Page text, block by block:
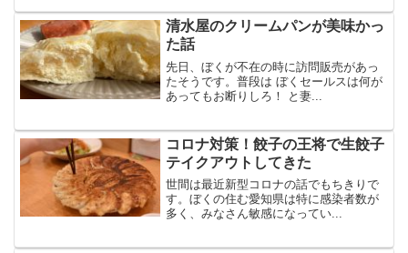
清水屋のクリームパンが美味かっ
た話
先日、ぼくが不在の時に訪問販売があっ
たそうです。普段は ぼくセールスは何が
あってもお断りしろ！ と妻...
コロナ対策！餃子の王将で生餃子
テイクアウトしてきた
世間は最近新型コロナの話でもちきりで
す。ぼくの住む愛知県は特に感染者数が
多く、みなさん敏感になってい...